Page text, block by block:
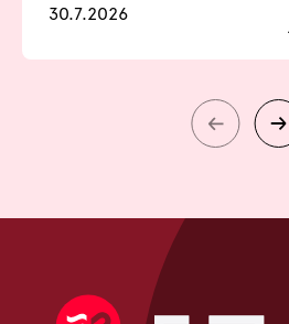
30.7.2026